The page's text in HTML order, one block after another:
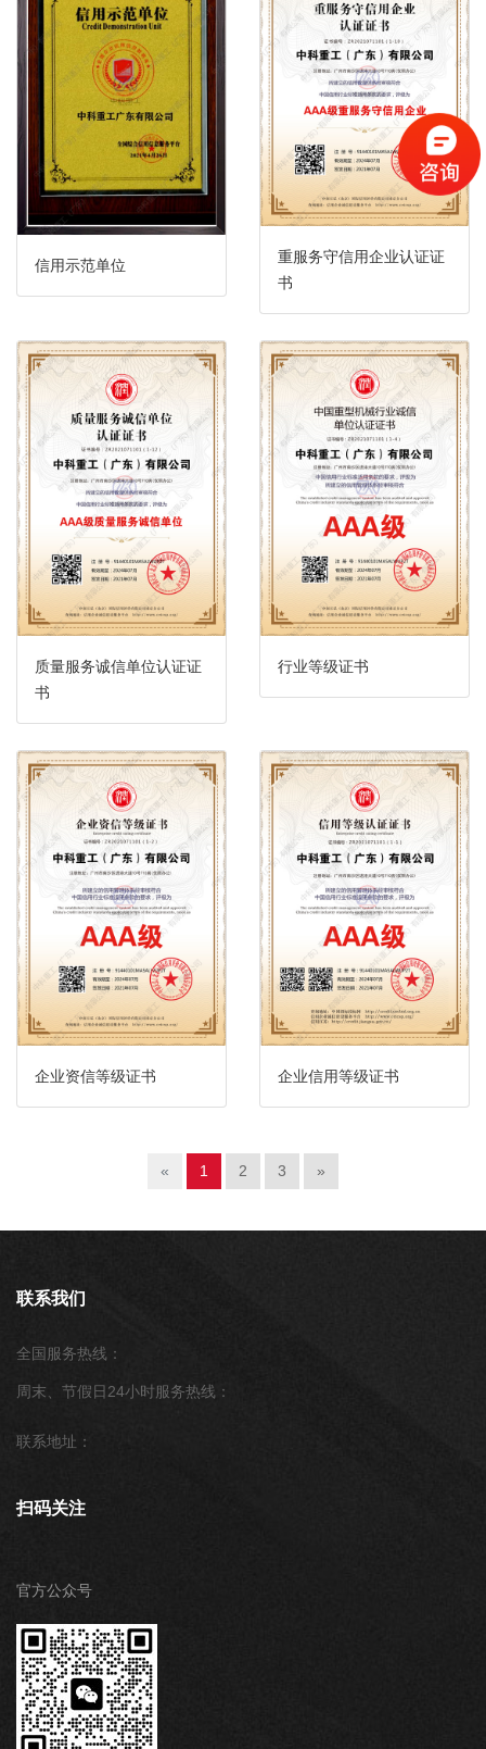
信用示范单位
重服务守信用企业认证证
书
质量服务诚信单位认证证
书
行业等级证书
企业资信等级证书 企业信用等级证书
« 1 2 3 »
联系我们
全国服务热线：
周末、节假日24小时服务热线：
联系地址：
扫码关注
官方公众号